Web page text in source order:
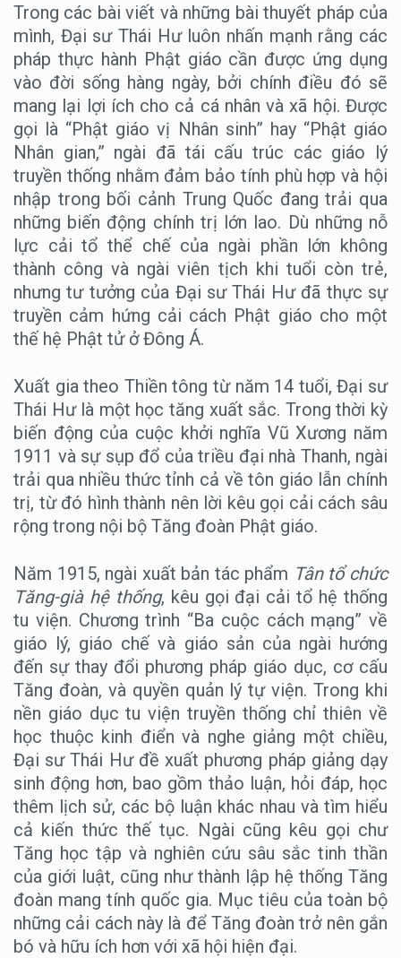
Trong các bài viết và những bài thuyết pháp của
mình, Đại sư Thái Hư luôn nhấn mạnh rằng các
pháp thực hành Phật giáo cần được ứng dụng
vào đời sống hàng ngày, bởi chính điều đó sẽ
mang lại lợi ích cho cả cá nhân và xã hội. Được
gọi là “Phật giáo vị Nhân sinh” hay “Phật giáo
Nhân gian,” ngài đã tái cấu trúc các giáo lý
truyền thống nhằm đảm bảo tính phù hợp và hội
nhập trong bối cảnh Trung Quốc đang trải qua
những biến động chính trị lớn lao. Dù những nỗ
lực cải tổ thể chế của ngài phần lớn không
thành công và ngài viên tịch khi tuổi còn trẻ,
nhưng tư tưởng của Đại sư Thái Hư đã thực sự
truyền cảm hứng cải cách Phật giáo cho một
thế hệ Phật tử ở Đông Á.
Xuất gia theo Thiền tông từ năm 14 tuổi, Đại sư
Thái Hư là một học tăng xuất sắc. Trong thời kỳ
biến động của cuộc khởi nghĩa Vũ Xương năm
1911 và sự sụp đổ của triều đại nhà Thanh, ngài
trải qua nhiều thức tỉnh cả về tôn giáo lẫn chính
trị, từ đó hình thành nên lời kêu gọi cải cách sâu
rộng trong nội bộ Tăng đoàn Phật giáo.
Năm 1915, ngài xuất bản tác phẩm Tân tổ chức
Tăng-già hệ thống, kêu gọi đại cải tổ hệ thống
tu viện. Chương trình “Ba cuộc cách mạng” về
giáo lý, giáo chế và giáo sản của ngài hướng
đến sự thay đổi phương pháp giáo dục, cơ cấu
Tăng đoàn, và quyền quản lý tự viện. Trong khi
nền giáo dục tu viện truyền thống chỉ thiên về
học thuộc kinh điển và nghe giảng một chiều,
Đại sư Thái Hư đề xuất phương pháp giảng dạy
sinh động hơn, bao gồm thảo luận, hỏi đáp, học
thêm lịch sử, các bộ luận khác nhau và tìm hiểu
cả kiến thức thế tục. Ngài cũng kêu gọi chư
Tăng học tập và nghiên cứu sâu sắc tinh thần
của giới luật, cũng như thành lập hệ thống Tăng
đoàn mang tính quốc gia. Mục tiêu của toàn bộ
những cải cách này là để Tăng đoàn trở nên gắn
bó và hữu ích hơn với xã hội hiện đại.